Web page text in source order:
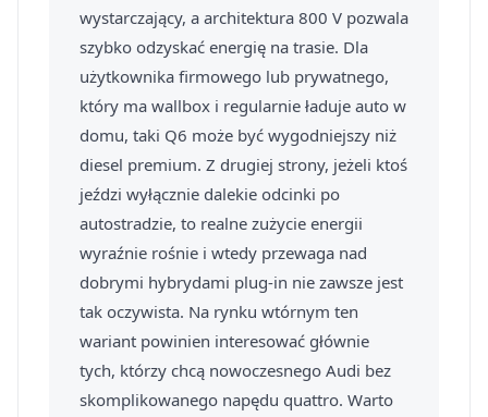
wystarczający, a architektura 800 V pozwala
szybko odzyskać energię na trasie. Dla
użytkownika firmowego lub prywatnego,
który ma wallbox i regularnie ładuje auto w
domu, taki Q6 może być wygodniejszy niż
diesel premium. Z drugiej strony, jeżeli ktoś
jeździ wyłącznie dalekie odcinki po
autostradzie, to realne zużycie energii
wyraźnie rośnie i wtedy przewaga nad
dobrymi hybrydami plug-in nie zawsze jest
tak oczywista. Na rynku wtórnym ten
wariant powinien interesować głównie
tych, którzy chcą nowoczesnego Audi bez
skomplikowanego napędu quattro. Warto